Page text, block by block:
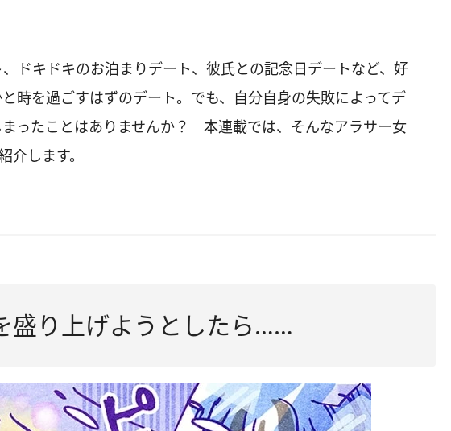
ドキドキのお泊まりデート、彼氏との記念日デートなど、好
時を過ごすはずのデート。でも、自分自身の失敗によってデ
ったことはありませんか？ 本連載では、そんなアラサー女
介します。
盛り上げようとしたら……